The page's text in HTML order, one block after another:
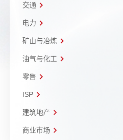
交通
电力
矿山与冶炼
油气与化工
零售
ISP
建筑地产
商业市场